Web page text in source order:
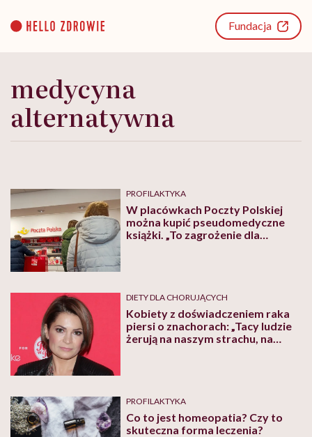
content
Fundacja
medycyna
alternatywna
PROFILAKTYKA
W placówkach Poczty Polskiej
można kupić pseudomedyczne
książki. „To zagrożenie dla
DIETY DLA CHORUJĄCYCH
Kobiety z doświadczeniem raka
piersi o znachorach: „Tacy ludzie
żerują na naszym strachu, na
PROFILAKTYKA
Co to jest homeopatia? Czy to
skuteczna forma leczenia?